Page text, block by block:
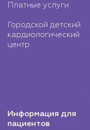
Платные услуги
Городской детский
кардиологический
центр
Информация для
пациентов